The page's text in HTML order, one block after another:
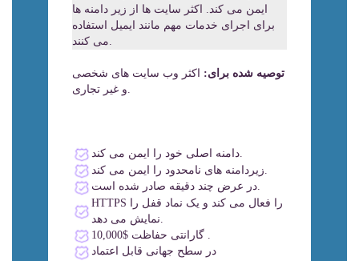
ایمن می کند. اکثر سایت ها از زیر دامنه ها
برای اجرای خدمات مهم مانند ایمیل استفاده
توصیه شده برای: اکثر وب سایت های شخصی
دامنه اصلی خود را ایمن می کند.
در عرض چند دقیقه صادر شده است.
HTTPS را فعال می کند و یک نماد قفل را
در سطح جهانی قابل اعتماد